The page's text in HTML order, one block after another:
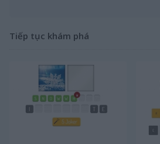
Tiếp tục khám phá